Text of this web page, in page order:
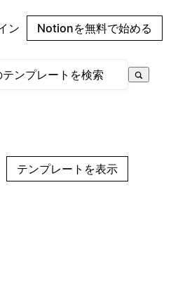
ン Notionを無料で始める
テンプレートを表示